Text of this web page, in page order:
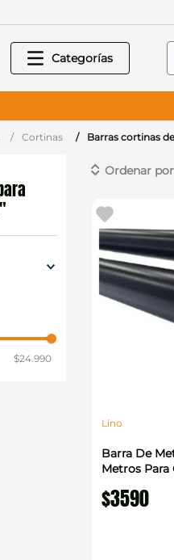
Cortinas Barras cortinas
$24.990
Lino
Barra De
Metros Para
$3590